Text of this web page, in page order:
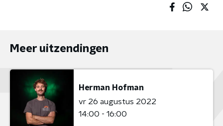
Meer uitzendingen
Herman Hofman
vr 26 augustus 2022
14:00 - 16:00